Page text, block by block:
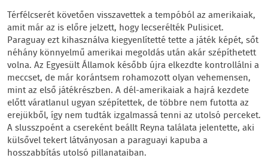
Térfélcserét követően visszavettek a tempóból az amerikaiak,
amit már az is előre jelzett, hogy lecserélték Pulisicet.
Paraguay ezt kihasználva kiegyenlítetté tette a játék képét, sőt
néhány könnyelmű amerikai megoldás után akár szépíthetett
volna. Az Egyesült Államok később újra elkezdte kontrollálni a
meccset, de már korántsem rohamozott olyan vehemensen,
mint az első játékrészben. A dél-amerikaiak a hajrá kezdete
előtt váratlanul ugyan szépítettek, de többre nem futotta az
erejükből, így nem tudták izgalmassá tenni az utolsó perceket.
A slusszpoént a csereként beállt Reyna találata jelentette, aki
külsővel tekert látványosan a paraguayi kapuba a
hosszabbítás utolsó pillanataiban.